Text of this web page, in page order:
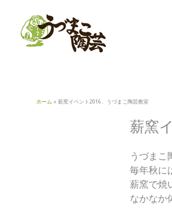
ホーム 薪窯イベント2016、うづまこ陶芸教室
薪窯
うづま
毎年秋に
薪窯で焼
なかなか